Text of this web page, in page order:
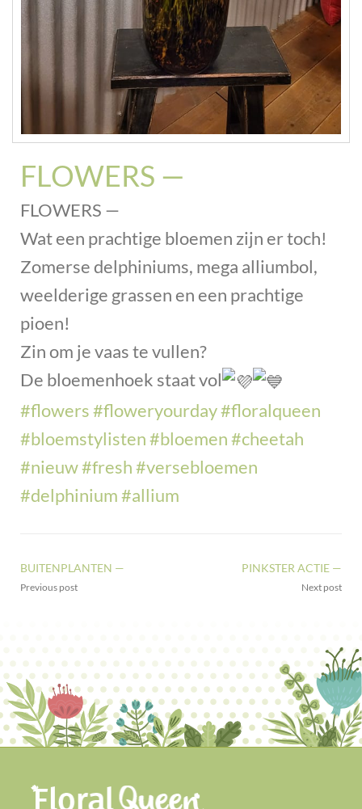
FLOWERS —
FLOWERS —
Wat een prachtige bloemen zijn er toch!
Zomerse delphiniums, mega alliumbol,
weelderige grassen en een prachtige
pioen!
Zin om je vaas te vullen?
De bloemenhoek staat vol
#flowers#floweryourday#floralqueen
#bloemstylisten#bloemen#cheetah
#nieuw#fresh#versebloemen
#delphinium#allium
BUITENPLANTEN —
Previous post
PINKSTER ACTIE —
Next post